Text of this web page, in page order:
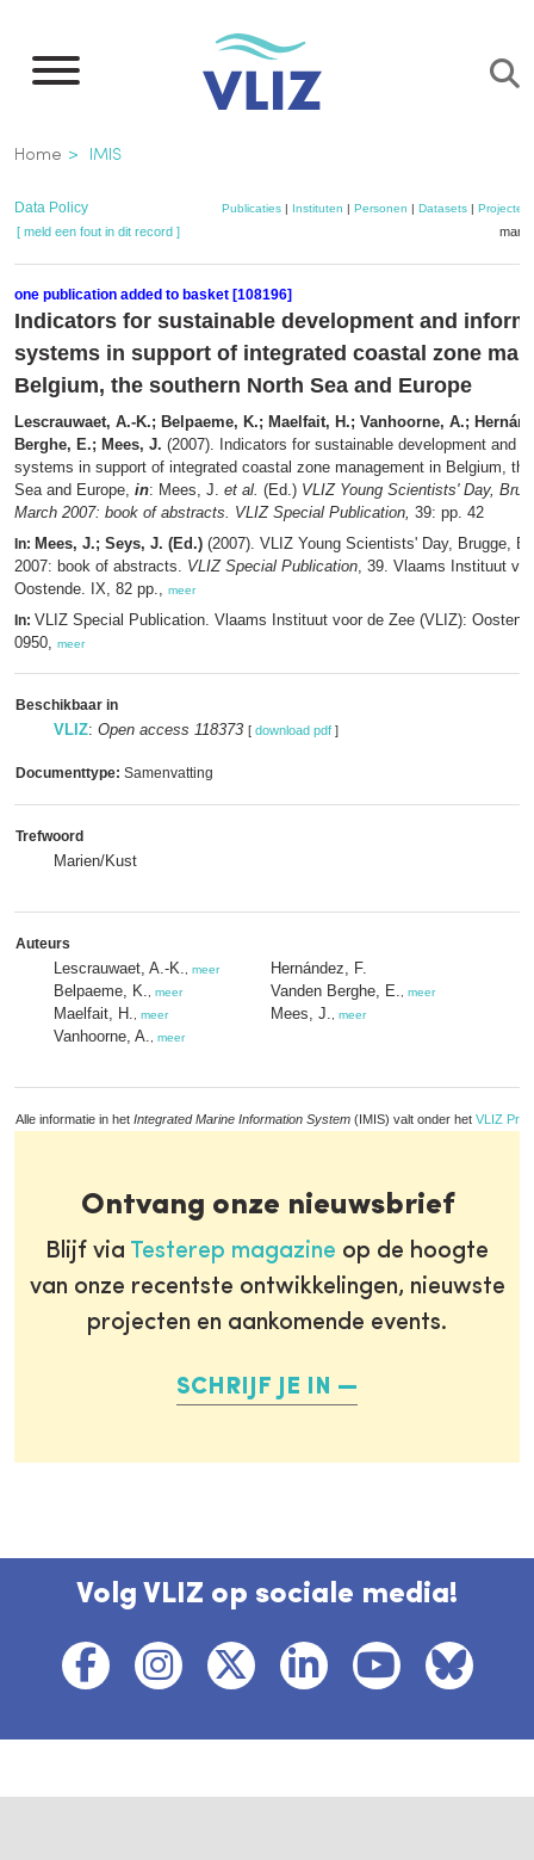
naar
inhoud
gaan
Kruimelpad
Home IMIS
Data Policy Publicaties| Instituten | Personen | Datasets| Projecten
[ meld een fout in dit record ]
one publication added to basket [108196]
Indicators for sustainable development and
systems in support of integrated coastal zone
Belgium, the southern North Sea and Europe
Lescrauwaet, A.-K.; Belpaeme, K.; Maelfait, H.; Vanhoorne, A.;
Berghe, E.; Mees, J. (2007). Indicators for sustainable development and
systems in support of integrated coastal zone management in Belgium,
Sea and Europe, in: Mees, J. et al. (Ed.) VLIZ Young Scientists' Day,
March 2007: book of abstracts. VLIZ Special Publication, 39: pp. 42
In: Mees, J.; Seys, J. (Ed.) (2007). VLIZ Young Scientists' Day, Brugge,
2007: book of abstracts. VLIZ Special Publication, 39. Vlaams Instituut
Oostende. IX, 82 pp., meer
In: VLIZ Special Publication. Vlaams Instituut voor de Zee (VLIZ):
0950, meer
Beschikbaar in
VLIZ: Open access 118373 [ download pdf ]
Documenttype: Samenvatting
Trefwoord
Marien/Kust
Auteurs
Lescrauwaet, A.-K. meer
Belpaeme, K. meer
Maelfait, H. meer
Vanhoorne, A. meer
Hernández, F.
Vanden Berghe, E.
meer
Mees, J. meer
Alle informatie in het Integrated Marine Information System (IMIS) valt onder het VLIZ
Ontvang onze nieuwsbrief
Blijf via Testerep magazine op de hoogte
van onze recentste ontwikkelingen, nieuwste
projecten en aankomende events.
SCHRIJF JE IN
Volg VLIZ op sociale media!